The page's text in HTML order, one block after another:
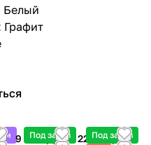
Белый
Под заказ
9 900 руб.
Под заказ
22 100 руб.